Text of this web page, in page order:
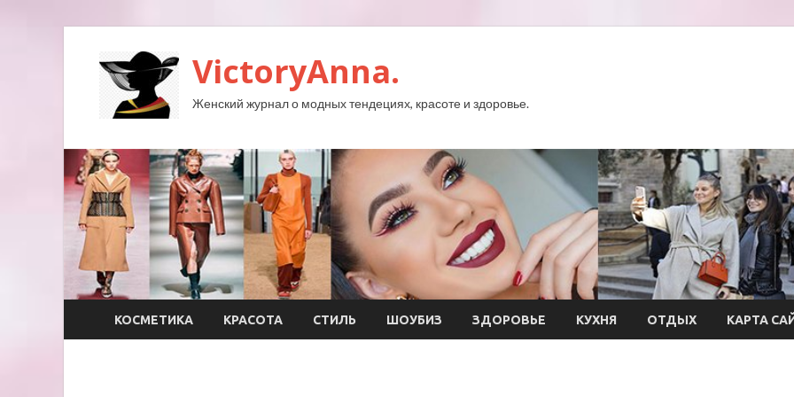
VictoryAnna.
Женский журнал о модных тендециях, красоте и здоровье.
КОСМЕТИКА КРАСОТА СТИЛЬ ШОУБИЗ ЗДОРОВЬЕ КУХНЯ ОТДЫХ КАРТА